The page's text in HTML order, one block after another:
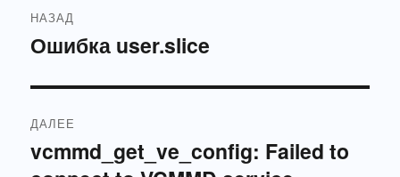
по
НАЗАД
Предыдущая
Ошибка user.slice
ДАЛЕЕ
Следующая
vcmmd_get_ve_config: Failed to